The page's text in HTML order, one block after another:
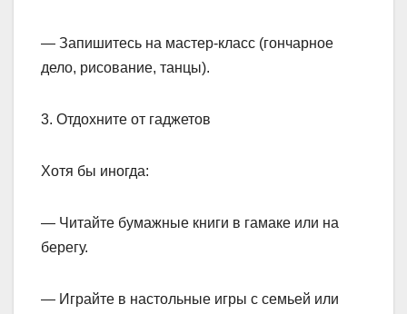
— Запишитесь на мастер-класс (гончарное
дело, рисование, танцы).
3. Отдохните от гаджетов
Хотя бы иногда:
— Читайте бумажные книги в гамаке или на
берегу.
— Играйте в настольные игры с семьей или